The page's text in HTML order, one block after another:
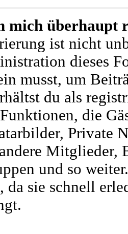
mich überhaupt
ist nicht
dieses
musst, um
du als
die
Private
Mitglieder,
und so
da sie schnell